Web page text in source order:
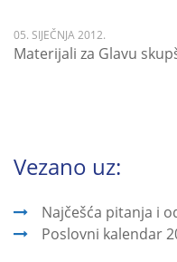
05. SIJEČNJA 2012.
Materijali za Glavu
Vezano uz:
Najčešća pitanja i
Poslovni kalendar